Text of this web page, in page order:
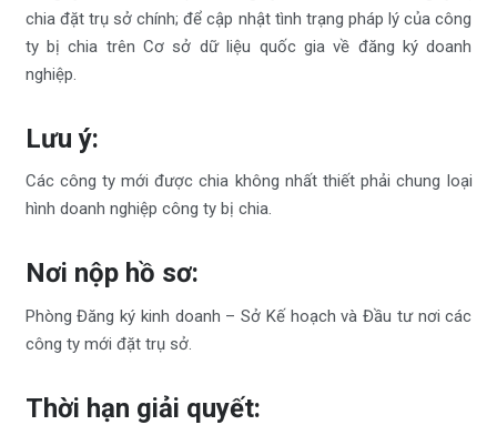
chia đặt trụ sở chính; để cập nhật tình trạng pháp lý của công
ty bị chia trên Cơ sở dữ liệu quốc gia về đăng ký doanh
nghiệp.
Lưu ý:
Các công ty mới được chia không nhất thiết phải chung loại
hình doanh nghiệp công ty bị chia.
Nơi nộp hồ sơ:
Phòng Đăng ký kinh doanh – Sở Kế hoạch và Đầu tư nơi các
công ty mới đặt trụ sở.
Thời hạn giải quyết: